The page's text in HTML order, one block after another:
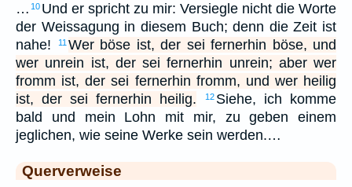
… 10 Und er spricht zu mir: Versiegle nicht die Worte
der Weissagung in diesem Buch; denn die Zeit ist
nahe!
11 Wer böse ist, der sei fernerhin böse, und
wer unrein ist, der sei fernerhin unrein; aber wer
fromm ist, der sei fernerhin fromm, und wer heilig
ist, der sei fernerhin heilig.
12 Siehe, ich komme
bald und mein Lohn mit mir, zu geben einem
jeglichen, wie seine Werke sein werden.…
Querverweise